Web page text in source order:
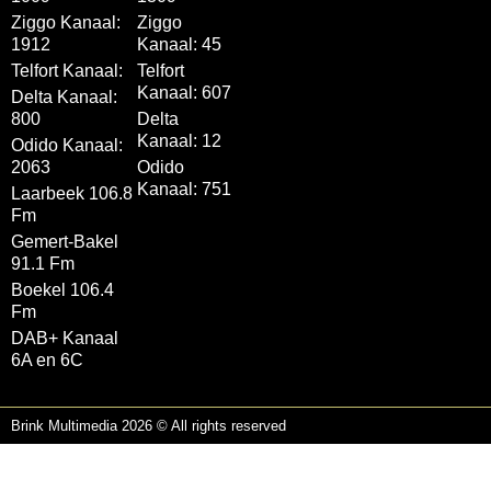
Ziggo Kanaal:
1912
Telfort Kanaal:
Delta Kanaal:
800
Odido Kanaal:
2063
Laarbeek 106.8
Fm
Gemert-Bakel
91.1 Fm
Boekel 106.4
Fm
DAB+ Kanaal
6A en 6C
Ziggo
Kanaal: 45
Telfort
Kanaal: 607
Delta
Kanaal: 12
Odido
Kanaal: 751
Brink Multimedia 2026 © All rights reserved